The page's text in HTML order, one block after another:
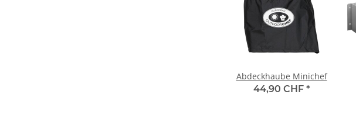
Abdeckhaube Minichef
44,90 CHF *